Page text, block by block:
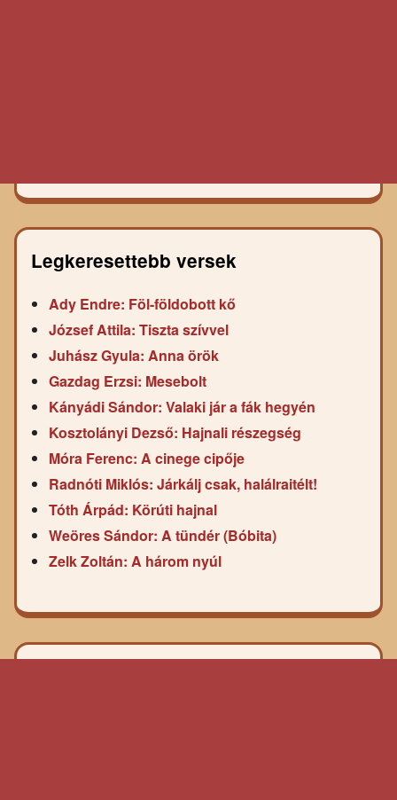
Legkeresettebb versek
Ady Endre: Föl-földobott kő
József Attila: Tiszta szívvel
Juhász Gyula: Anna örök
Gazdag Erzsi: Mesebolt
Kányádi Sándor: Valaki jár a fák hegyén
Kosztolányi Dezső: Hajnali részegség
Móra Ferenc: A cinege cipője
Radnóti Miklós: Járkálj csak, halálraitélt!
Tóth Árpád: Körúti hajnal
Weöres Sándor: A tündér (Bóbita)
Zelk Zoltán: A három nyúl